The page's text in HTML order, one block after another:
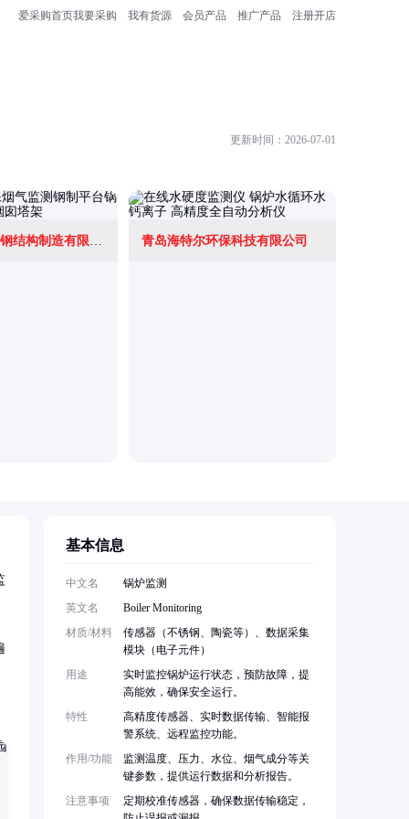
爱采购首页我要采购 我有货源 会员产品 推广产品 注册开店
更新时间：2026-07-01
河北隆鑫通讯钢结构制造有限公司 青岛海特尔环保科技有限公司
基本信息
中文名
锅炉监测
英文名
Boiler Monitoring
材质/材料
传感器（不锈钢、陶瓷等）、数据采集
模块（电子元件）
用途
实时监控锅炉运行状态，预防故障，提
高能效，确保安全运行。
特性
高精度传感器、实时数据传输、智能报
警系统、远程监控功能。
作用/功能
监测温度、压力、水位、烟气成分等关
键参数，提供运行数据和分析报告。
注意事项
定期校准传感器，确保数据传输稳定，